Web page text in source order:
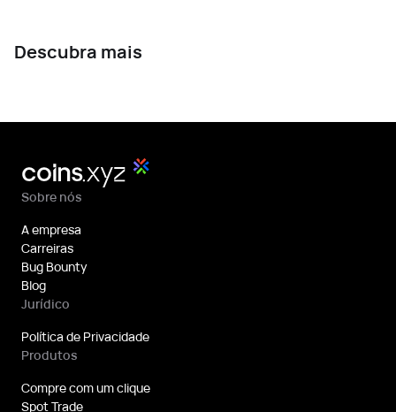
Descubra mais
Sobre nós
A empresa
Carreiras
Bug Bounty
Blog
Jurídico
Política de Privacidade
Produtos
Compre com um clique
Spot Trade